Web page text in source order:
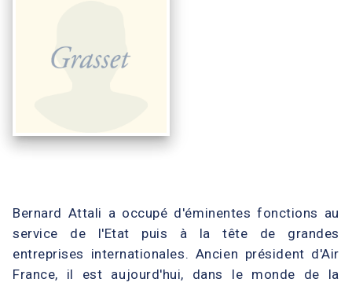
Bernard Attali a occupé d'éminentes fonctions au
service de l'Etat puis à la tête de grandes
entreprises internationales. Ancien président d'Air
France, il est aujourd'hui, dans le monde de la